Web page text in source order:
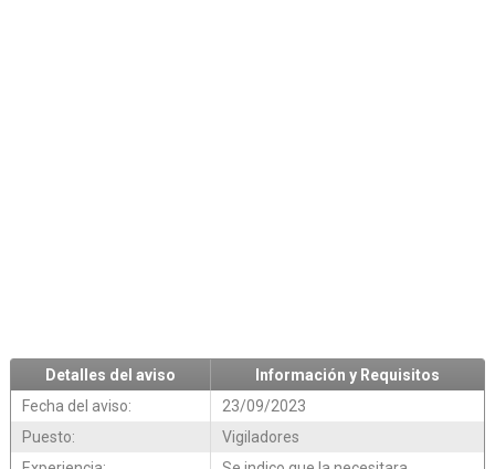
Detalles del aviso
Información y Requisitos
Fecha del aviso:
23/09/2023
Puesto:
Vigiladores